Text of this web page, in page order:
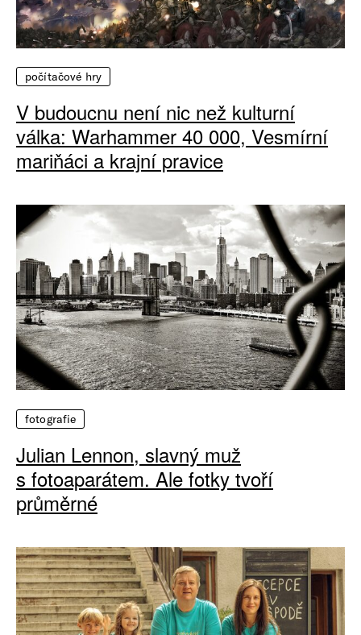
počítačové hry
V budoucnu není nic než kulturní
válka: Warhammer 40 000, Vesmírní
mariňáci a krajní pravice
fotografie
Julian Lennon, slavný muž
s fotoaparátem. Ale fotky tvoří
průměrné